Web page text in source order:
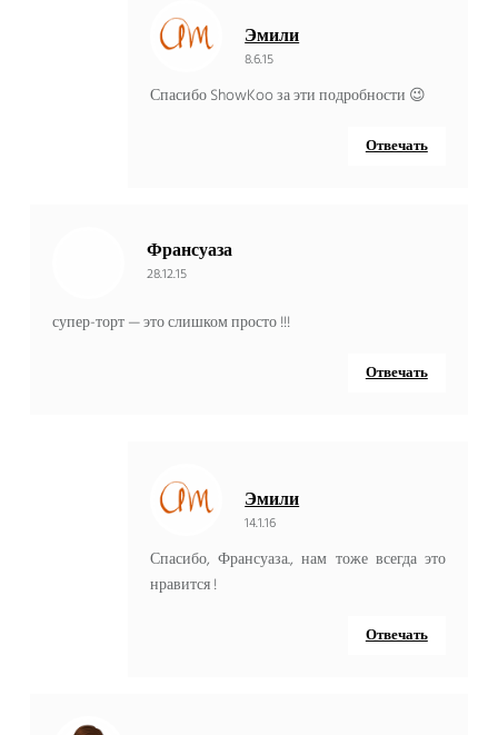
Эмили
8.6.15
Спасибо ShowKoo за эти подробности 😉
Отвечать
Франсуаза
28.12.15
супер-торт — это слишком просто !!!
Отвечать
Эмили
14.1.16
Спасибо, Франсуаза., нам тоже всегда это
нравится !
Отвечать